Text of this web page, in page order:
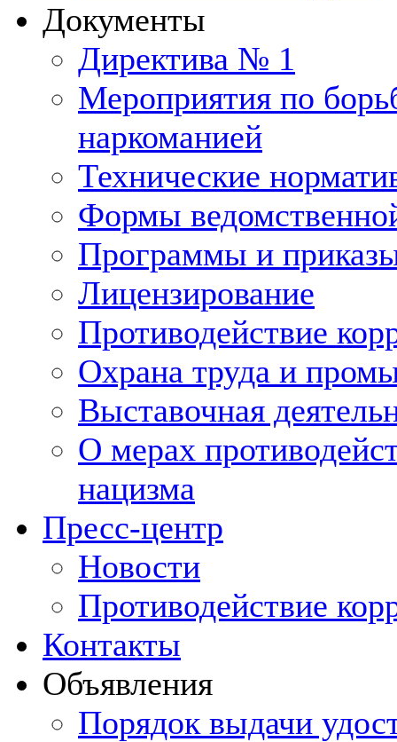
Документы
Директива № 1
Мероприятия по
наркоманией
Технические
Формы
Программы и
Лицензирование
Противодействие
Охрана труда и
Выставочная
О мерах
нацизма
Пресс-центр
Новости
Противодействие
Контакты
Объявления
Порядок выдачи